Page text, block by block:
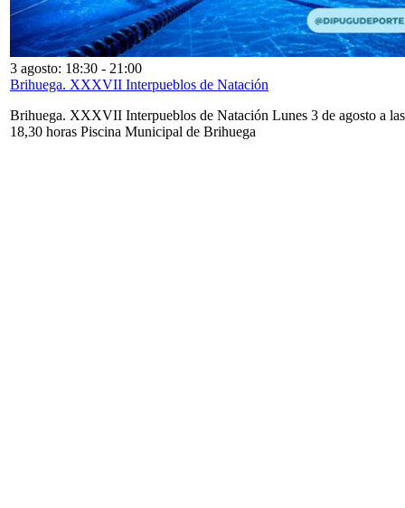
3 agosto: 18:30 - 21:00
Brihuega. XXXVII Interpueblos de Natación
Brihuega. XXXVII Interpueblos de Natación Lunes 3 de agosto a las
18,30 horas Piscina Municipal de Brihuega